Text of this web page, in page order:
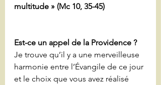
multitude » (Mc 10, 35-45)
Est-ce un appel de la Providence ?
Je trouve qu’il y a une merveilleuse
harmonie entre l’Évangile de ce jour
et le choix que vous avez réalisé